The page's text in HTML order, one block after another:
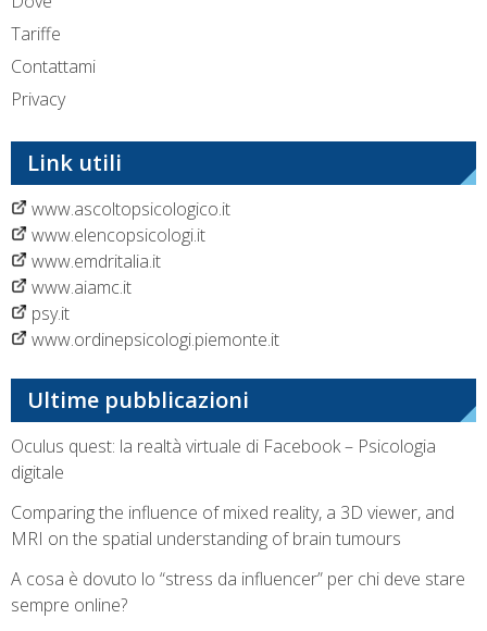
Tariffe
Contattami
Privacy
Link utili
www.ascoltopsicologico.it
www.elencopsicologi.it
www.emdritalia.it
www.aiamc.it
psy.it
www.ordinepsicologi.piemonte.it
Ultime pubblicazioni
Oculus quest: la realtà virtuale di Facebook – Psicologia
digitale
Comparing the influence of mixed reality, a 3D viewer, and
MRI on the spatial understanding of brain tumours
A cosa è dovuto lo “stress da influencer” per chi deve stare
sempre online?